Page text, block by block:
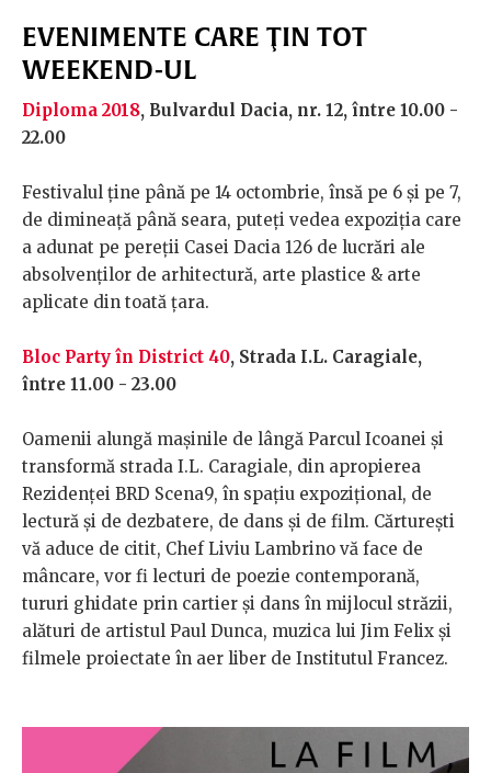
EVENIMENTE CARE ŢIN TOT
WEEKEND-UL
Diploma 2018, Bulvardul Dacia, nr. 12, între 10.00 -
22.00
Festivalul ţine până pe 14 octombrie, însă pe 6 şi pe 7,
de dimineaţă până seara, puteţi vedea expoziţia care
a adunat pe pereţii Casei Dacia 126 de lucrări ale
absolvenților de arhitectură, arte plastice & arte
aplicate din toată țara.
Bloc Party în District 40, Strada I.L. Caragiale,
între 11.00 - 23.00
Oamenii alungă mașinile de lângă Parcul Icoanei și
transformă strada I.L. Caragiale, din apropierea
Rezidenţei BRD Scena9, în spațiu expozițional, de
lectură și de dezbatere, de dans și de film. Cărtureşti
vă aduce de citit, Chef Liviu Lambrino vă face de
mâncare, vor fi lecturi de poezie contemporană,
tururi ghidate prin cartier şi dans în mijlocul străzii,
alături de artistul Paul Dunca, muzica lui Jim Felix și
filmele proiectate în aer liber de Institutul Francez.